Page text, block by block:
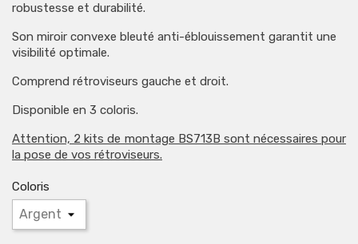
robustesse et durabilité.
Son miroir convexe bleuté anti-éblouissement garantit une
visibilité optimale.
Comprend rétroviseurs gauche et droit.
Disponible en 3 coloris.
Attention, 2 kits de montage BS713B sont nécessaires pour
la pose de vos rétroviseurs.
Coloris